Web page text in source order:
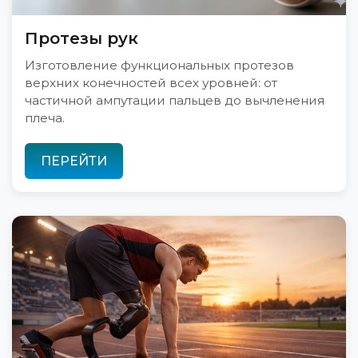
Протезы рук
Изготовление функциональных протезов
верхних конечностей всех уровней: от
частичной ампутации пальцев до вычленения
плеча.
ПЕРЕЙТИ